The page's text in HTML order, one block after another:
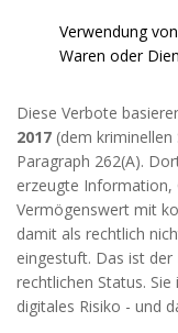
Verwendung
Waren oder
Diese Verbote
2017 (dem
Paragraph 262(A).
erzeugte Information,
Vermögenswert mit
damit als rechtlich
eingestuft. Das ist
rechtlichen Status.
digitales Risiko - und